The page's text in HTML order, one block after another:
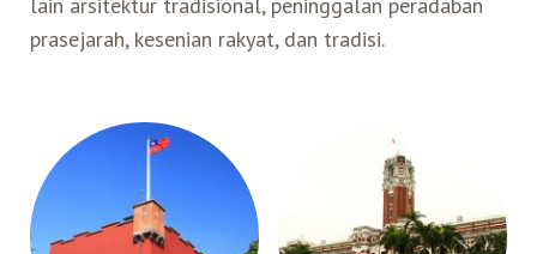
prasejarah, kesenian rakyat, dan tradisi.